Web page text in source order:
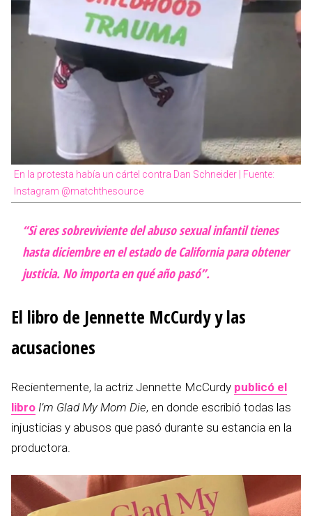
En la protesta había un cártel contra Dan Schneider | Fuente:
Instagram @matchthesource
“Si eres sobreviviente del abuso sexual infantil tienes
hasta diciembre en el estado de California para obtener
justicia. No importa en qué año pasó”.
El libro de Jennette McCurdy y las
acusaciones
Recientemente, la actriz Jennette McCurdy publicó el
libro I’m Glad My Mom Die, en donde escribió todas las
injusticias y abusos que pasó durante su estancia en la
productora.